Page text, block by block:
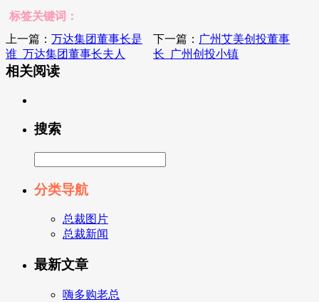
标签关键词：
上一篇： 万达集团董事长是
谁_万达集团董事长夫人
下一篇： 广州艾美创投董事
长_广州创投小镇
相关阅读
搜索
分类导航
总裁图片
总裁新闻
最新文章
嗨多购老总